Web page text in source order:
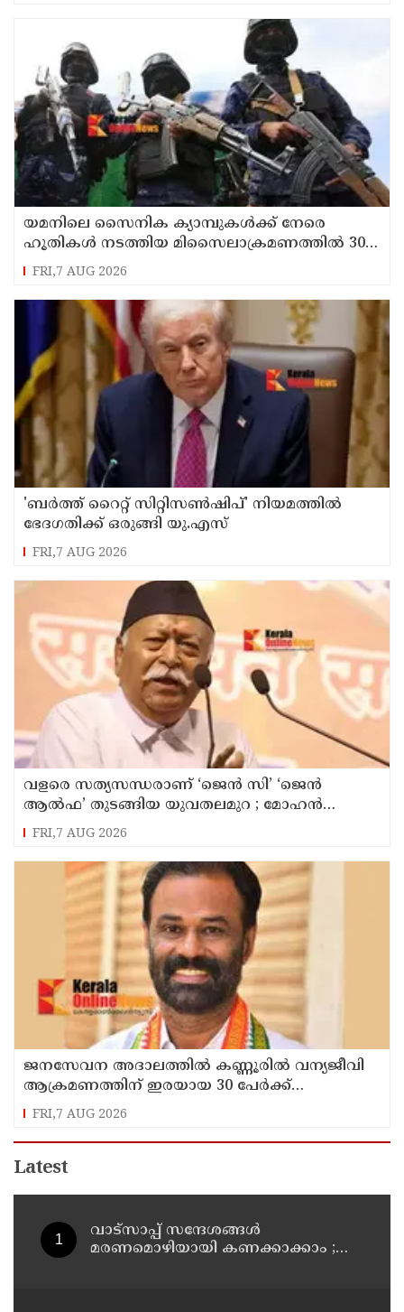
യമനിലെ സൈനിക ക്യാമ്പുകൾക്ക് നേരെ
ഹൂതികൾ നടത്തിയ മിസൈലാക്രമണത്തിൽ 30
സൈനികർ കൊല്ലപ്പെട്ടു
FRI,7 AUG 2026
'ബർത്ത് റൈറ്റ് സിറ്റിസൺഷിപ്' നിയമത്തിൽ
ഭേദഗതിക്ക് ഒരുങ്ങി യു.എസ്
FRI,7 AUG 2026
വളരെ സത്യസന്ധരാണ് ‘ജെൻ സി’ ‘ജെൻ
ആൽഫ’ തുടങ്ങിയ യുവതലമുറ ; മോഹൻ
ഭാഗവത്
FRI,7 AUG 2026
ജനസേവന അദാലത്തിൽ കണ്ണൂരിൽ വന്യജീവി
ആക്രമണത്തിന് ഇരയായ 30 പേർക്ക്
സഹായധനം അനുവദിച്ചു
FRI,7 AUG 2026
Latest
വാട്സാപ്പ് സന്ദേശങ്ങൾ
മരണമൊഴിയായി കണക്കാക്കാം ;